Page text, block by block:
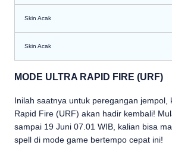
Skin Acak
Skin Acak
MODE ULTRA RAPID FIRE (URF)
Inilah saatnya untuk peregangan jempol,
Rapid Fire (URF) akan hadir kembali!
sampai 19 Juni 07.01 WIB, kalian bisa
spell di mode game bertempo cepat ini!